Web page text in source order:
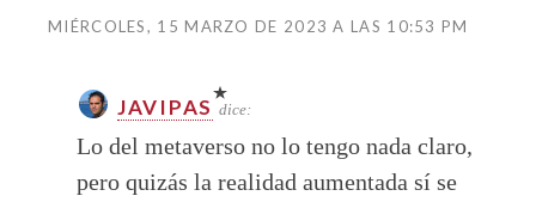
MIÉRCOLES, 15 MARZO DE 2023 A LAS 10:53 PM
JAVIPAS dice:
Lo del metaverso no lo tengo nada claro,
pero quizás la realidad aumentada sí se